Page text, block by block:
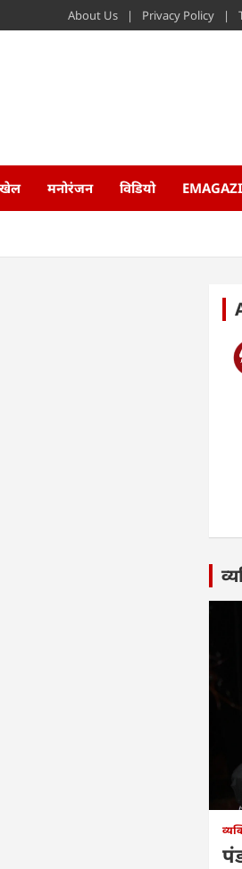
About Us Privacy Policy
खेल मनोरंजन विडियो